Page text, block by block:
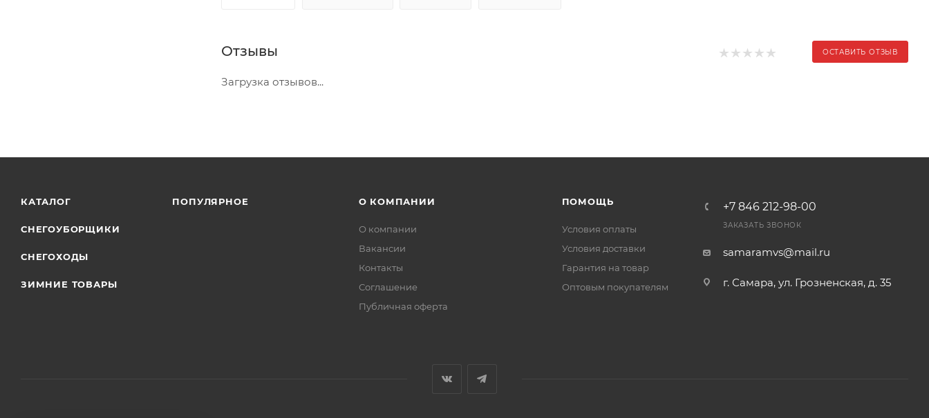
Отзывы ОСТАВИТЬ ОТЗЫВ
Загрузка отзывов...
КАТАЛОГ
СНЕГОУБОРЩИКИ
СНЕГОХОДЫ
ЗИМНИЕ ТОВАРЫ
ПОПУЛЯРНОЕ О КОМПАНИИ
О компании
Вакансии
Контакты
Соглашение
Публичная оферта
ПОМОЩЬ
Условия оплаты
Условия доставки
Гарантия на товар
Оптовым покупателям
+7 846 212-98-00
ЗАКАЗАТЬ ЗВОНОК
samaramvs@mail.ru
г. Самара, ул. Грозненская, д. 35